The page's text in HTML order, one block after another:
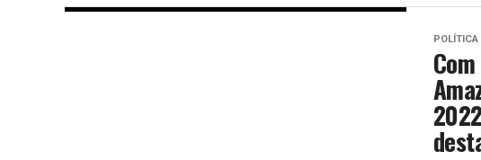
POLÍTICA